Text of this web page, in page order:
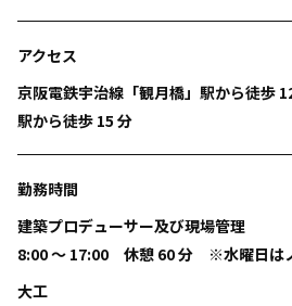
アクセス
京阪電鉄宇治線「観月橋」駅から徒歩
駅から徒歩 15 分
勤務時間
建築プロデューサー及び現場管理
8:00 ～ 17:00 休憩 60 分 ※水曜日は
大工